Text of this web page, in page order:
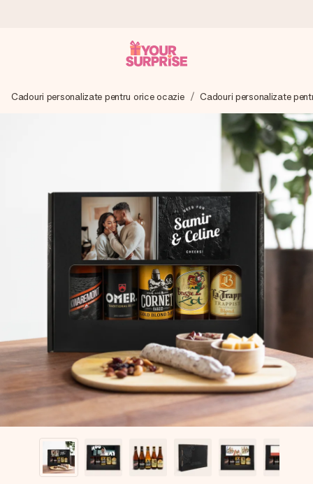
Îți alcătuim cadoul cu grijă și îl trimitem îndată spre tine -
pentru ca tu să îl poți dărui exact când trebuie, atunci când
4,8 (bazat pe +15.000 de recenzii)
Cadourile noastre inspiră. Clienții ne oferă nota 4,8 pe
Google Reviews.
Felicitare gratuită
Creează ceva unic în doar câțiva pași - cu numele ei,
fotografia ta sau un mesaj din suflet. Fără bătăi de cap,
Cadouri personalizate pentru orice ocazie Cadouri personalizate